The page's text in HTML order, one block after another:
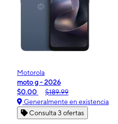
Motorola
moto g - 2026
$0.00
$189.99
Generalmente en existencia
Consulta 3 ofertas